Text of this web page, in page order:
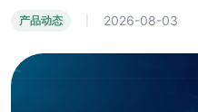
产品动态 2026-08-03